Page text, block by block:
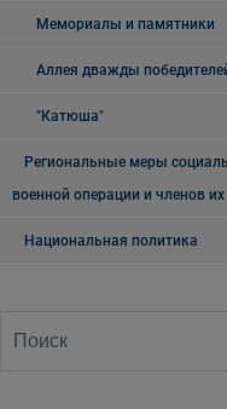
Мемориалы и памятники
Аллея дважды
"Катюша"
Региональные меры
военной операции и членов их
Национальная политика